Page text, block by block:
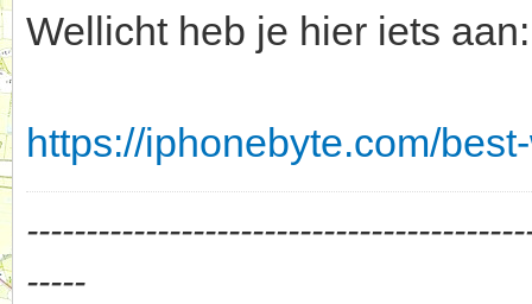
Wellicht heb je hier iets aan:
https://iphonebyte.com/
-----